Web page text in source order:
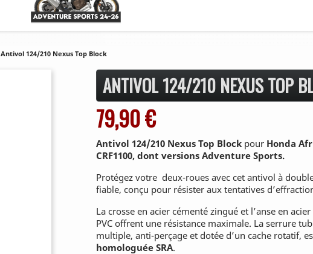
Antivol 124/210 Nexus Top Block
ANTIVOL 124/210 NEXUS TOP
79,90 €
Antivol 124/210 Nexus Top Block pour Honda
CRF1100, dont versions Adventure Sports.
Protégez votre deux-roues avec cet antivol à
fiable, conçu pour résister aux tentatives
La crosse en acier cémenté zingué et l’anse en
PVC offrent une résistance maximale. La serrure
multiple, anti-perçage et dotée d’un cache rotatif,
homologuée SRA.